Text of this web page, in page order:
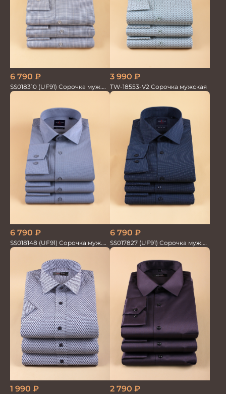
6 790 ₽
SS018310 (UF91) Сорочка муж.
GROSTYLE TRENDY
3 990 ₽
TW-18553-V2 Сорочка мужская
6 790 ₽
SS018148 (UF91) Сорочка муж.
дл. рук. GROSTYLE TRENDY
6 790 ₽
SS017827 (UF91) Сорочка муж.
дл. рук. GROSTYLE TRENDY
1 990 ₽ 2 790 ₽